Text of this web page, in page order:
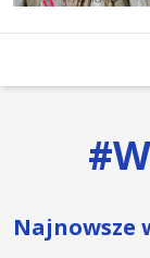
#
Najnowsze